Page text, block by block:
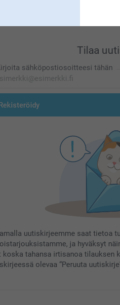
Tilaa
sähköpostiosoitteesi tähän
uutiskirjeemme saat tietoa
ja hyväksyt
koska tahansa irtisanoa tilauksen
olevaa “Peruuta